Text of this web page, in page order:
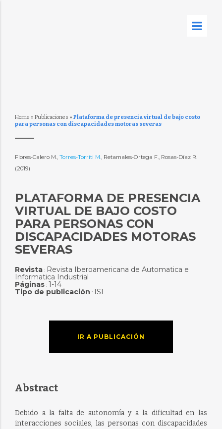
Home » Publicaciones » Plataforma de presencia virtual de bajo costo
para personas con discapacidades motoras severas
Flores-Calero M., Torres-Torriti M., Retamales-Ortega F., Rosas-Díaz R.
(2019)
PLATAFORMA DE PRESENCIA
VIRTUAL DE BAJO COSTO
PARA PERSONAS CON
DISCAPACIDADES MOTORAS
SEVERAS
Revista: Revista Iberoamericana de Automatica e
Informatica Industrial
Páginas: 1-14
Tipo de publicación : ISI
IR A PUBLICACIÓN
Abstract
Debido a la falta de autonomía y a la dificultad en las
interacciones sociales, las personas con discapacidades